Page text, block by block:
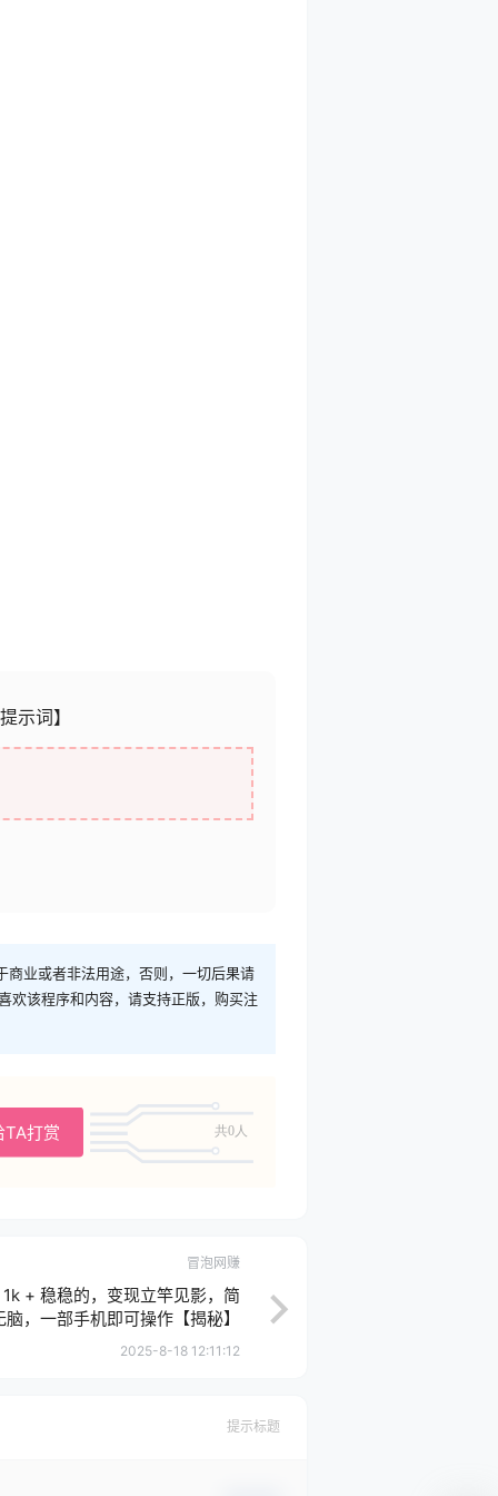
示词】
商业或者非法用途，否则，一切后果请
欢该程序和内容，请支持正版，购买注
TA打赏 共0人
冒泡网赚
+ 稳稳的，变现立竿见影，简
脑，一部手机即可操作【揭秘】
2025-8-18 12:11:12
提示标题